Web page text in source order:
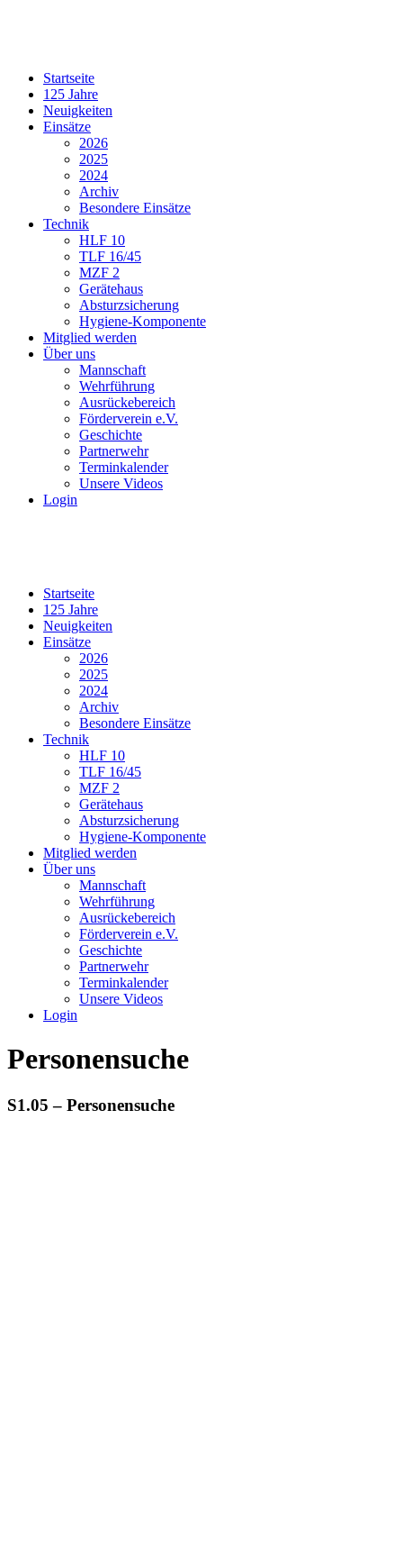
Startseite
125 Jahre
Neuigkeiten
Einsätze
2026
2025
2024
Archiv
Besondere Einsätze
Technik
HLF 10
TLF 16/45
MZF 2
Gerätehaus
Absturzsicherung
Hygiene-Komponente
Mitglied werden
Über uns
Mannschaft
Wehrführung
Ausrückebereich
Förderverein e.V.
Geschichte
Partnerwehr
Terminkalender
Unsere Videos
Login
Startseite
125 Jahre
Neuigkeiten
Einsätze
2026
2025
2024
Archiv
Besondere Einsätze
Technik
HLF 10
TLF 16/45
MZF 2
Gerätehaus
Absturzsicherung
Hygiene-Komponente
Mitglied werden
Über uns
Mannschaft
Wehrführung
Ausrückebereich
Förderverein e.V.
Geschichte
Partnerwehr
Terminkalender
Unsere Videos
Login
Personensuche
S1.05 – Personensuche